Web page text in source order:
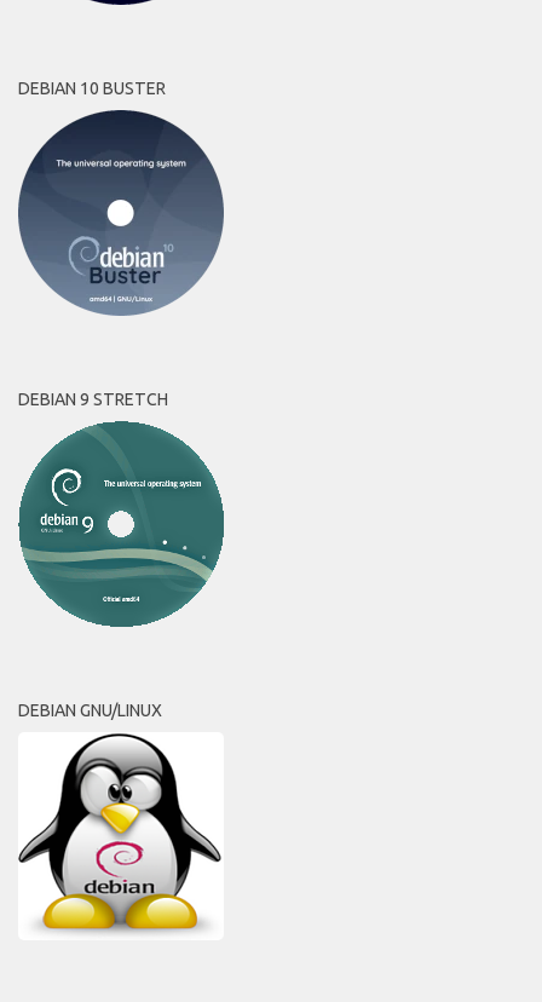
DEBIAN 10 BUSTER
DEBIAN 9 STRETCH
DEBIAN GNU/LINUX